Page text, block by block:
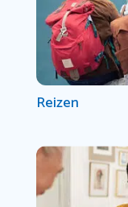
Reizen